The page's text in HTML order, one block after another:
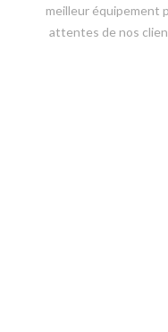
meilleur équipement
attentes de nos